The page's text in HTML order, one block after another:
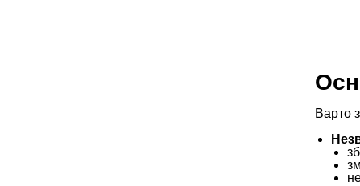
Варто